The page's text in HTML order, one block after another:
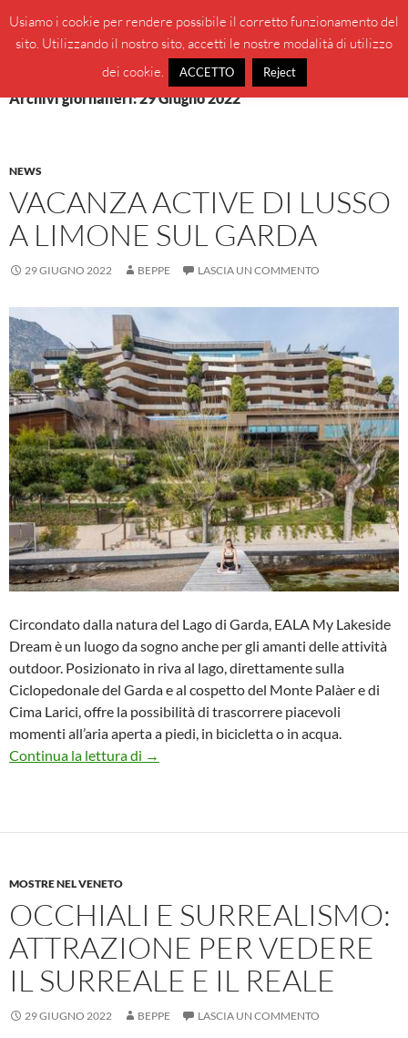
contenuto
BeppeBlog
MENU
Archivi giornalieri: 29 Giugno 2022
NEWS
VACANZA ACTIVE DI LUSSO
A LIMONE SUL GARDA
29 GIUGNO 2022 BEPPE LASCIA UN COMMENTO
Circondato dalla natura del Lago di Garda, EALA My Lakeside
Dream è un luogo da sogno anche per gli amanti delle attività
outdoor. Posizionato in riva al lago, direttamente sulla
Ciclopedonale del Garda e al cospetto del Monte Palàer e di
Cima Larici, offre la possibilità di trascorrere piacevoli
momenti all’aria aperta a piedi, in bicicletta o in acqua.
Continua la lettura di
Vacanza active di lusso a Limone sul Garda
→
MOSTRE NEL VENETO
OCCHIALI E SURREALISMO:
ATTRAZIONE PER VEDERE
IL SURREALE E IL REALE
29 GIUGNO 2022 BEPPE LASCIA UN COMMENTO
Usiamo i cookie per rendere possibile il corretto funzionamento del
sito. Utilizzando il nostro sito, accetti le nostre modalità di utilizzo
dei cookie.
ACCETTO Reject